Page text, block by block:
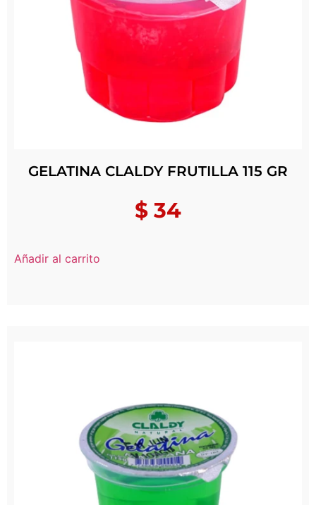
GELATINA CLALDY FRUTILLA 115 GR
$ 34
Añadir al carrito